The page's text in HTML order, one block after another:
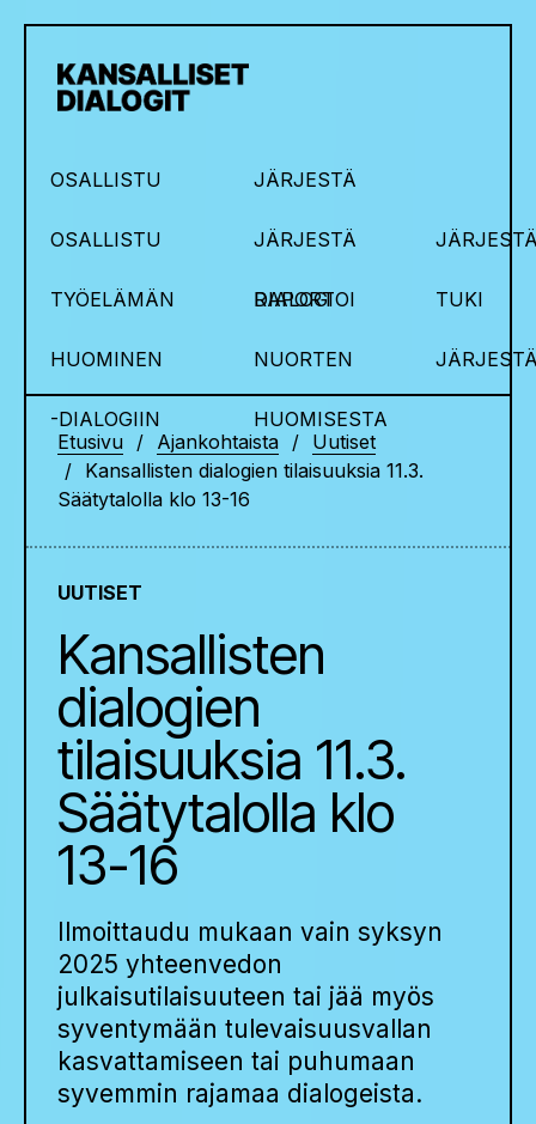
OSALLISTU
OSALLISTU
TYÖELÄMÄN
HUOMINEN
-DIALOGIIN
JÄRJESTÄ
JÄRJESTÄ
DIALOGI
NUORTEN
HUOMISESTA
RAPORTOI TUKI
Etusivu Ajankohtaista
Uutiset
Kansallisten dialogien tilaisuuksia 11.3.
Säätytalolla klo 13-16
UUTISET
Kansallisten
dialogien
tilaisuuksia 11.3.
Säätytalolla klo
13-16
Ilmoittaudu mukaan vain syksyn
2025 yhteenvedon
julkaisutilaisuuteen tai jää myös
syventymään tulevaisuusvallan
kasvattamiseen tai puhumaan
syvemmin rajamaa dialogeista.